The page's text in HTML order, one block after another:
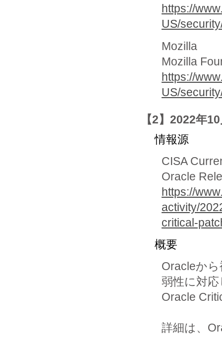
https://
US/
Mozilla
Mozilla
https://
US/
【2】2022年
情報源
CISA
Oracle
https://
activity/
critical-
概要
Oracleか
弱性に対
Oracle